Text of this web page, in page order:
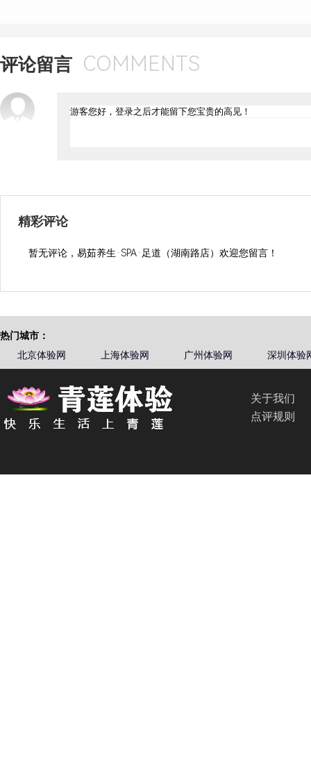
评论留言 COMMENTS
精彩评论
暂无评论，易茹养生·SPA·足道（湖南路店）欢迎您留言！
热门城市：
北京体验网
上海体验网 广州体验网 深圳体验
关于我们
点评规则